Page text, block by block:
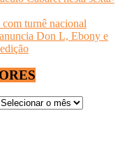
turnê nacional
Don L, Ebony e